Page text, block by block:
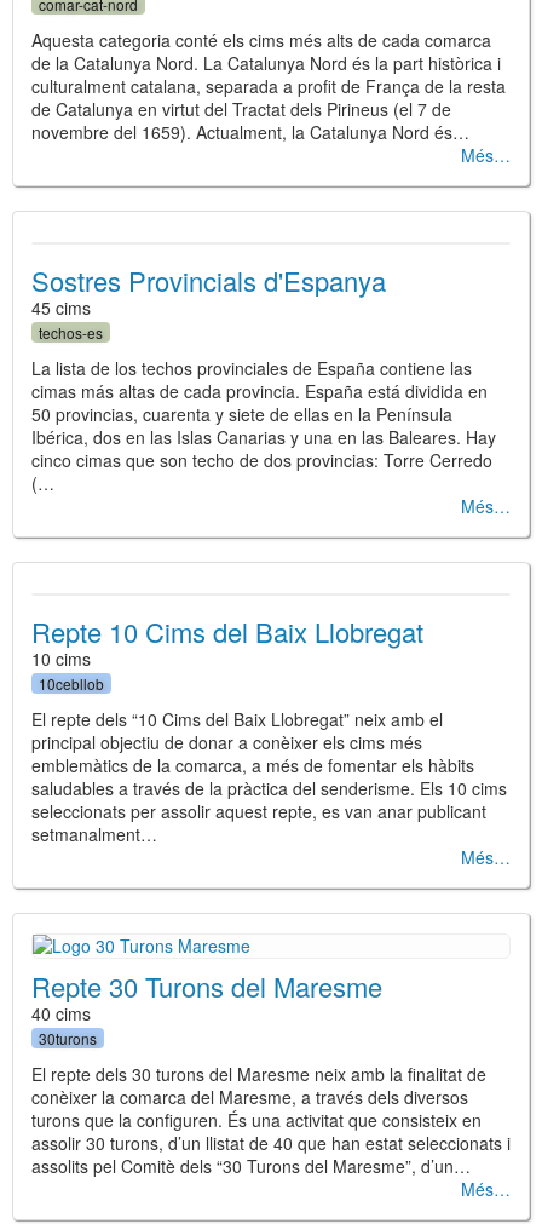
comar-cat-nord
Aquesta categoria conté els cims més alts de cada comarca
de la Catalunya Nord. La Catalunya Nord és la part històrica i
culturalment catalana, separada a profit de França de la resta
de Catalunya en virtut del Tractat dels Pirineus (el 7 de
novembre del 1659). Actualment, la Catalunya Nord és…
Més
Sostres Provincials d'Espanya
45 cims
techos-es
La lista de los techos provinciales de España contiene las
cimas más altas de cada provincia. España está dividida en
50 provincias, cuarenta y siete de ellas en la Península
Ibérica, dos en las Islas Canarias y una en las Baleares. Hay
cinco cimas que son techo de dos provincias: Torre Cerredo
(…
Més
Repte 10 Cims del Baix Llobregat
10 cims
10cebllob
El repte dels “10 Cims del Baix Llobregat” neix amb el
principal objectiu de donar a conèixer els cims més
emblemàtics de la comarca, a més de fomentar els hàbits
saludables a través de la pràctica del senderisme. Els 10 cims
seleccionats per assolir aquest repte, es van anar publicant
setmanalment…
Més
Repte 30 Turons del Maresme
40 cims
30turons
El repte dels 30 turons del Maresme neix amb la finalitat de
conèixer la comarca del Maresme, a través dels diversos
turons que la configuren. És una activitat que consisteix en
assolir 30 turons, d’un llistat de 40 que han estat seleccionats i
assolits pel Comitè dels “30 Turons del Maresme”, d’un…
Més